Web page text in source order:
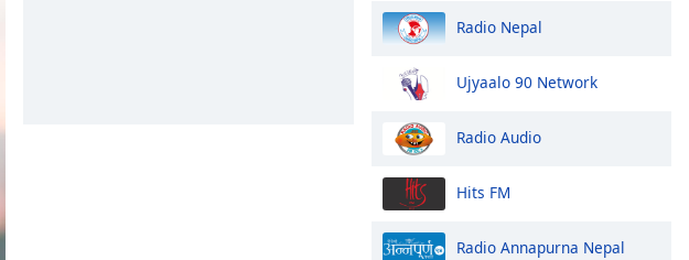
Radio Nepal
Ujyaalo 90 Network
Radio Audio
Hits FM
Radio Annapurna Nepal